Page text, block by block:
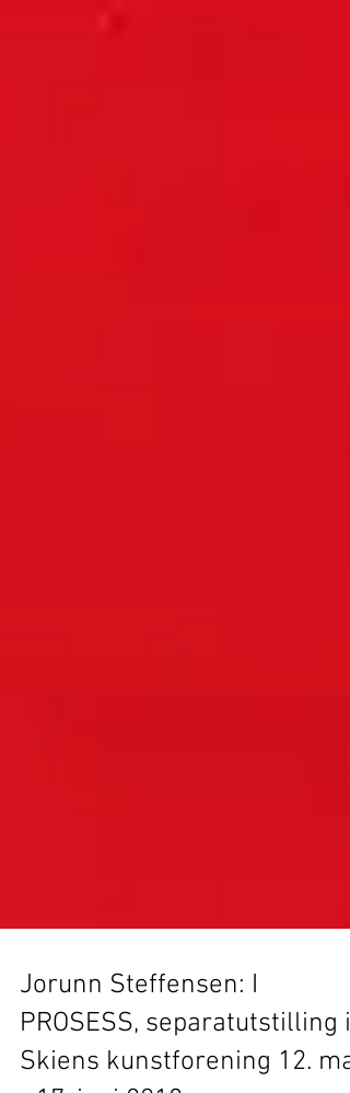
Jorunn Steffensen: I